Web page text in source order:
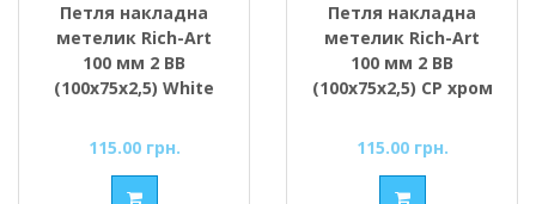
Петля накладна
метелик Rich-Art
100 мм 2 ВВ
(100х75х2,5) White
115.00 грн.
Петля накладна
метелик Rich-Art
100 мм 2 ВВ
(100х75х2,5) СР хром
115.00 грн.